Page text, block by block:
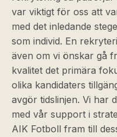
var viktigt för oss att
med det inledande
som individ. En
även om vi önskar gå
kvalitet det primära
olika kandidaters
avgör tidslinjen. Vi har
med vår support i
AIK Fotboll fram till